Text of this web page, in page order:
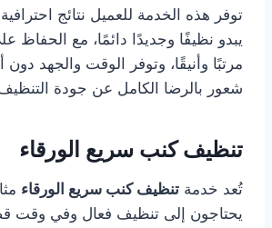
توفر هذه الخدمة للعميل نتائج
يبدو نظيفًا وجديدًا دائمًا، مع الحفاظ
مرتبًا وأنيقًا، وتوفر الوقت والجهد دون
شعور بالرضا الكامل عن جودة
تنظيف كنب سريع الورقاء
تُعد خدمة تنظيف كنب سريع الورقاء
يحتاجون إلى تنظيف فعال وفي وقت